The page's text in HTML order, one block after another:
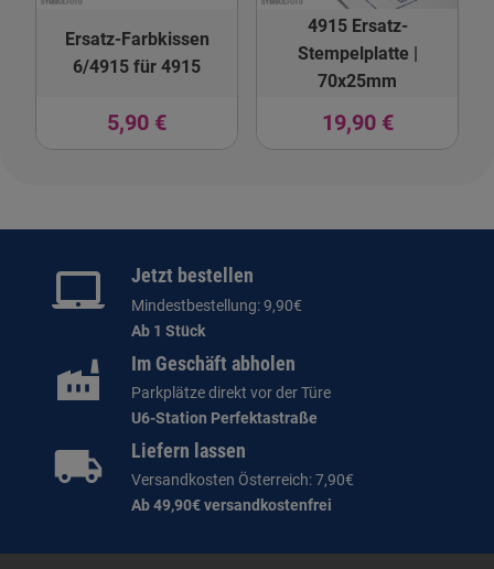
Ersatz-Farbkissen
6/4915 für 4915
5,90 €
4915 Ersatz-
Stempelplatte |
70x25mm
19,90 €
Jetzt bestellen
Mindestbestellung: 9,90€
Ab 1 Stück
Im Geschäft abholen
Parkplätze direkt vor der Türe
U6-Station Perfektastraße
Liefern lassen
Versandkosten Österreich: 7,90€
Ab 49,90€ versandkostenfrei